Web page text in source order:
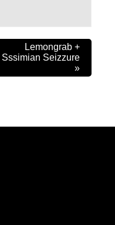
Lemongrab +
Sssimian Seizzure
»